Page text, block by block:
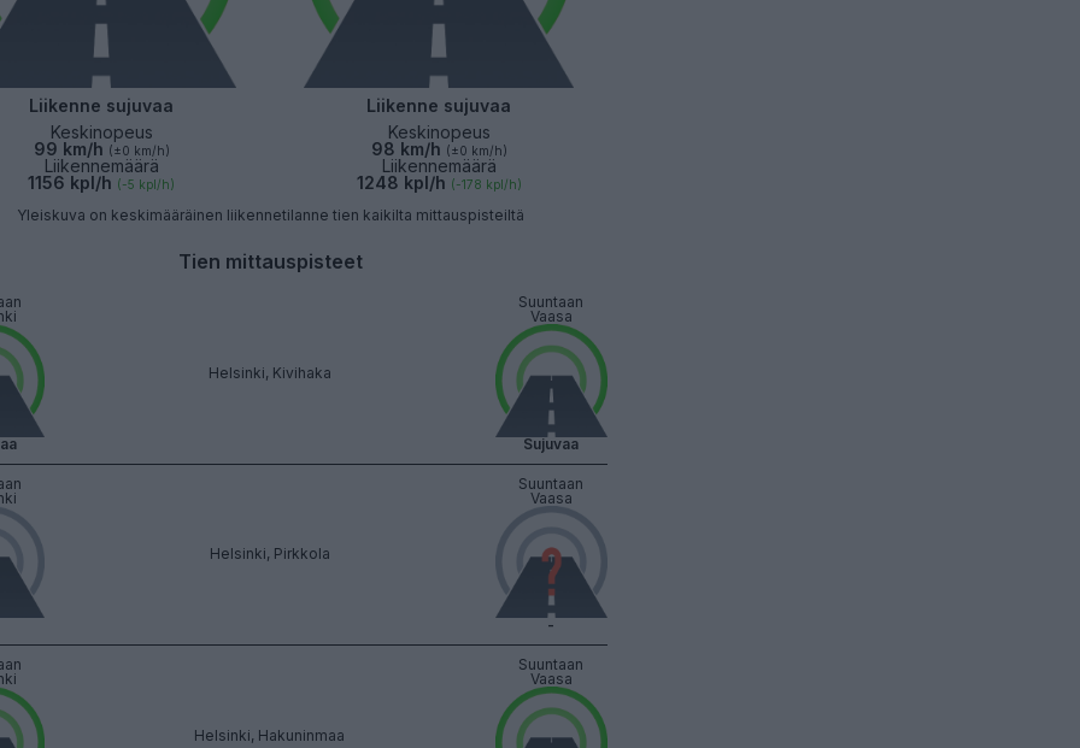
Liikenne sujuvaa
Keskinopeus
99 km/h (±0 km/h)
Liikennemäärä
1156 kpl/h (-5 kpl/h)
Liikenne sujuvaa
Keskinopeus
98 km/h (±0 km/h)
Liikennemäärä
1248 kpl/h (-178 kpl/h)
Yleiskuva on keskimääräinen liikennetilanne tien kaikilta mittauspisteiltä
Tien mittauspisteet
Helsinki, Kivihaka
Suuntaan
Vaasa
Sujuvaa
Helsinki, Pirkkola
Suuntaan
Vaasa
-
Helsinki, Hakuninmaa
Suuntaan
Vaasa